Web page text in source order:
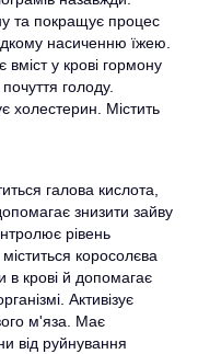
та покращує процес
насиченню їжею.
вміст у крові гормону
голоду.
холестерин. Містить
галова кислота,
знизити зайву
рівень
коросолєва
в крові й допомагає
Активізує
м'яза. Має
від руйнування